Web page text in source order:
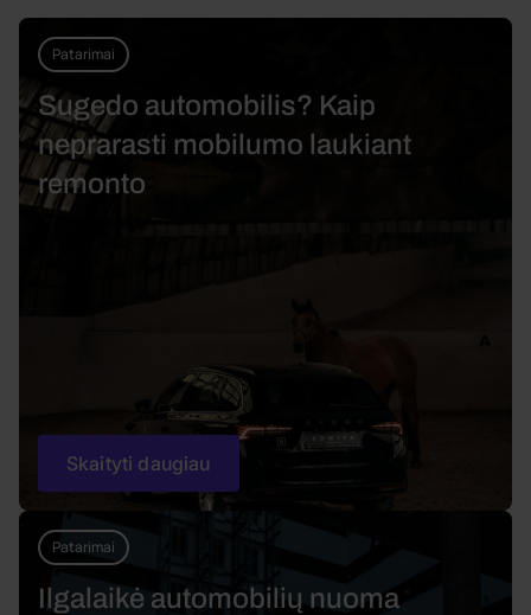
Patarimai
Sugedo automobilis? Kaip
neprarasti mobilumo laukiant
remonto
Skaityti daugiau
Patarimai
Ilgalaikė automobilių nuoma